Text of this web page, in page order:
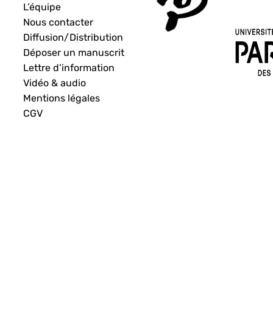
L’équipe
Nous contacter
Diffusion/Distribution
Déposer un manuscrit
Lettre d’information
Vidéo & audio
Mentions légales
CGV